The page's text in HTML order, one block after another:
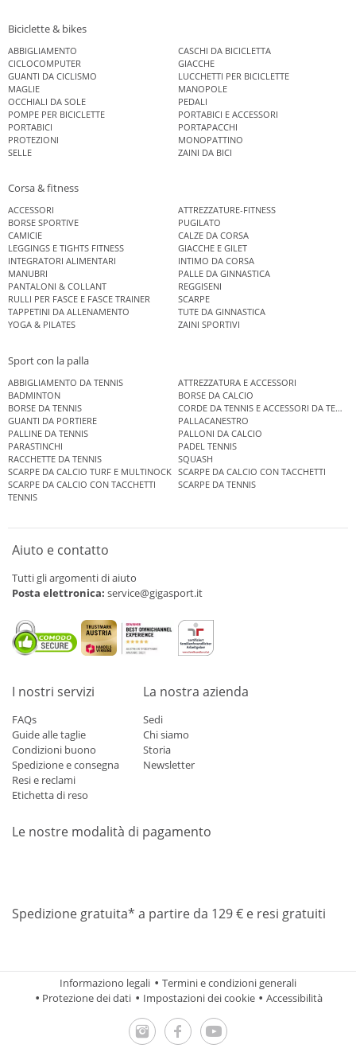
Biciclette & bikes
ABBIGLIAMENTO
CASCHI DA BICICLETTA
CICLOCOMPUTER
GIACCHE
GUANTI DA CICLISMO
LUCCHETTI PER BICICLETTE
MAGLIE
MANOPOLE
OCCHIALI DA SOLE
PEDALI
POMPE PER BICICLETTE
PORTABICI E ACCESSORI
PORTABICI
PORTAPACCHI
PROTEZIONI
MONOPATTINO
SELLE
ZAINI DA BICI
Corsa & fitness
ACCESSORI
ATTREZZATURE-FITNESS
BORSE SPORTIVE
PUGILATO
CAMICIE
CALZE DA CORSA
LEGGINGS E TIGHTS FITNESS
GIACCHE E GILET
INTEGRATORI ALIMENTARI
INTIMO DA CORSA
MANUBRI
PALLE DA GINNASTICA
PANTALONI & COLLANT
REGGISENI
RULLI PER FASCE E FASCE TRAINER
SCARPE
TAPPETINI DA ALLENAMENTO
TUTE DA GINNASTICA
YOGA & PILATES
ZAINI SPORTIVI
Sport con la palla
ABBIGLIAMENTO DA TENNIS
ATTREZZATURA E ACCESSORI
BADMINTON
BORSE DA CALCIO
BORSE DA TENNIS
CORDE DA TENNIS E ACCESSORI DA TENNIS
GUANTI DA PORTIERE
PALLACANESTRO
PALLINE DA TENNIS
PALLONI DA CALCIO
PARASTINCHI
PADEL TENNIS
RACCHETTE DA TENNIS
SQUASH
SCARPE DA CALCIO TURF E MULTINOCK SCARPE DA CALCIO CON TACCHETTI
SCARPE DA CALCIO CON TACCHETTI
SCARPE DA TENNIS
TENNIS
Aiuto e contatto
Tutti gli argomenti di aiuto
Posta elettronica: service@gigasport.it
I nostri servizi
FAQs
Guide alle taglie
Condizioni buono
Spedizione e consegna
Resi e reclami
Etichetta di reso
La nostra azienda
Sedi
Chi siamo
Storia
Newsletter
Le nostre modalità di pagamento
Spedizione gratuita* a partire da 129 € e resi gratuiti
Informaziono legali
Termini e condizioni generali
Protezione dei dati
Impostazioni dei cookie Accessibilità